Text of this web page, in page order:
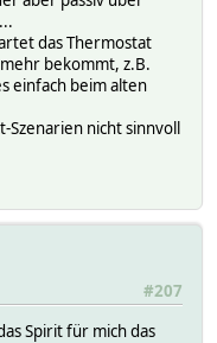
das Thermostat
bekommt, z.B.
einfach beim alten
Szenarien nicht sinnvoll
#207
Spirit für mich das